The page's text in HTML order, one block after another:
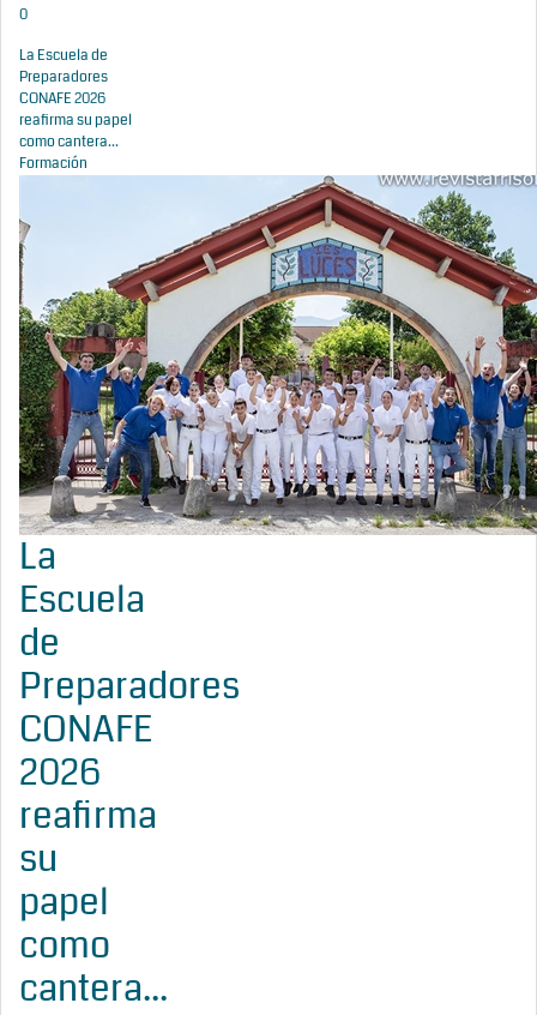
0
La Escuela de
Preparadores
CONAFE 2026
reafirma su papel
como cantera...
Formación
La
Escuela
de
Preparadores
CONAFE
2026
reafirma
su
papel
como
cantera...